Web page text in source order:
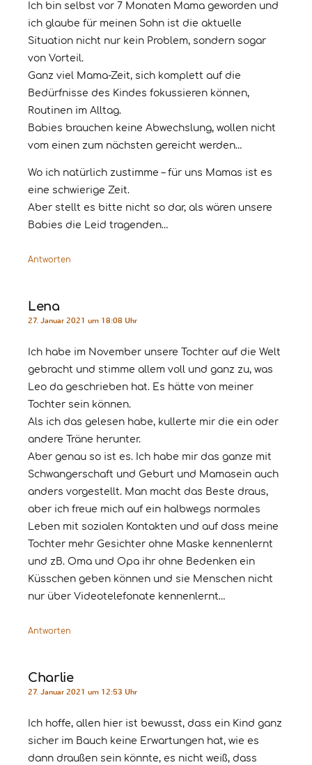
Ich bin selbst vor 7 Monaten Mama geworden und
ich glaube für meinen Sohn ist die aktuelle
Situation nicht nur kein Problem, sondern sogar
von Vorteil.
Ganz viel Mama-Zeit, sich komplett auf die
Bedürfnisse des Kindes fokussieren können,
Routinen im Alltag.
Babies brauchen keine Abwechslung, wollen nicht
vom einen zum nächsten gereicht werden…
Wo ich natürlich zustimme – für uns Mamas ist es
eine schwierige Zeit.
Aber stellt es bitte nicht so dar, als wären unsere
Babies die Leid tragenden…
Antworten
Lena
27. Januar 2021 um 18:08 Uhr
Ich habe im November unsere Tochter auf die Welt
gebracht und stimme allem voll und ganz zu, was
Leo da geschrieben hat. Es hätte von meiner
Tochter sein können.
Als ich das gelesen habe, kullerte mir die ein oder
andere Träne herunter.
Aber genau so ist es. Ich habe mir das ganze mit
Schwangerschaft und Geburt und Mamasein auch
anders vorgestellt. Man macht das Beste draus,
aber ich freue mich auf ein halbwegs normales
Leben mit sozialen Kontakten und auf dass meine
Tochter mehr Gesichter ohne Maske kennenlernt
und zB. Oma und Opa ihr ohne Bedenken ein
Küsschen geben können und sie Menschen nicht
nur über Videotelefonate kennenlernt…
Antworten
Charlie
27. Januar 2021 um 12:53 Uhr
Ich hoffe, allen hier ist bewusst, dass ein Kind ganz
sicher im Bauch keine Erwartungen hat, wie es
dann draußen sein könnte, es nicht weiß, dass